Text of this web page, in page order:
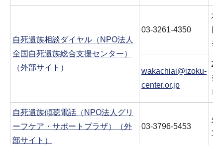
自死遺族相談ダイヤル（NPO法人
全国自死遺族総合支援センター）
（外部サイト）
03-3261-4350
木
日
※
wakachiai@izoku-
center.or.jp
24
※
し
自死遺族傾聴電話（NPO法人グリ
ーフケア・サポートプラザ）（外
部サイト）
03-3796-5453
火
11